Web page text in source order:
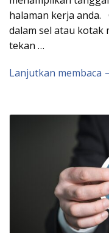
halaman kerja anda.
dalam sel atau
tekan …
Lanjutkan membaca